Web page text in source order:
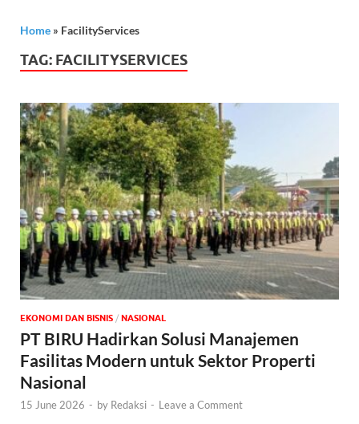
Home » FacilityServices
TAG: FACILITYSERVICES
EKONOMI DAN BISNIS / NASIONAL
PT BIRU Hadirkan Solusi Manajemen
Fasilitas Modern untuk Sektor Properti
Nasional
15 June 2026 - by Redaksi - Leave a Comment